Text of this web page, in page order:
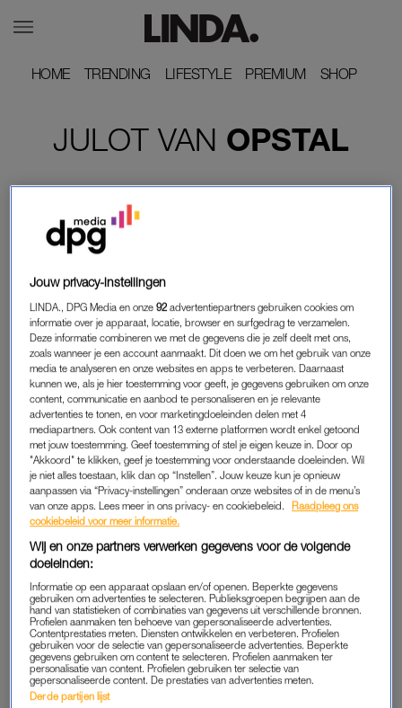
HOME
HOME TRENDING
TRENDING LIFESTYLE
LIFESTYLE PREMIUM
PREMIUM SHOP
SHOP
JULOT VAN OPSTAL
WIL JE WETEN
DE LINDA.STADSGIDS VOOR BREDA: DIT ZIJN
ONZE FAVORIETE ADRESSEN
ACHTER HET NIEUWS
Deze vrouwen werden uit het
niets op straat natgespoten:
'Ze filmden het, ik bevroor'
TIKKELTJE TURBULENT
Greet (52) belandt in het
verkeerde vliegtuig: 'Kwam
veiligheidsuitleg'
GENIET, MAAR VERBRAND NIET
Is dure zonnebrandcrème
beter dan goedkope? Dit
zegt een expert
INTERVIEW
Ze denken dat ze liefde
hebben gevonden, maar
worden vervolgens
opgelicht: 'Slachtoffers
worden als dom
bestempeld'
INTERVIEW
Deze vrouwen slapen in een
ACHTER HET NIEUWS
Jouw privacy-instellingen
LINDA., DPG Media en onze92 advertentiepartners gebruiken cookies om
informatie over je apparaat, locatie, browser en surfgedrag te verzamelen.
Deze informatie combineren we met de gegevens die je zelf deelt met ons,
zoals wanneer je een account aanmaakt. Dit doen we om het gebruik van onze
media te analyseren en onze websites en apps te verbeteren. Daarnaast
kunnen we, als je hier toestemming voor geeft, je gegevens gebruiken om onze
content, communicatie en aanbod te personaliseren en je relevante
advertenties te tonen, en voor marketingdoeleinden delen met 4
mediapartners. Ook content van 13 externe platformen wordt enkel getoond
met jouw toestemming. Geef toestemming of stel je eigen keuze in. Door op
"Akkoord" te klikken, geef je toestemming voor onderstaande doeleinden. Wil
je niet alles toestaan, klik dan op “Instellen”. Jouw keuze kun je opnieuw
aanpassen via “Privacy-instellingen” onderaan onze websites of in de menu’s
van onze apps. Lees meer in ons privacy- en cookiebeleid.
Raadpleeg ons
cookiebeleid voor meer informatie.
Wij en onze partners verwerken gegevens voor de volgende
doeleinden:
Informatie op een apparaat opslaan en/of openen. Beperkte gegevens
gebruiken om advertenties te selecteren. Publieksgroepen begrijpen aan de
hand van statistieken of combinaties van gegevens uit verschillende bronnen.
Profielen aanmaken ten behoeve van gepersonaliseerde advertenties.
Contentprestaties meten. Diensten ontwikkelen en verbeteren. Profielen
gebruiken voor de selectie van gepersonaliseerde advertenties. Beperkte
gegevens gebruiken om content te selecteren. Profielen aanmaken ter
personalisatie van content. Profielen gebruiken ter selectie van
gepersonaliseerde content. De prestaties van advertenties meten.
Derde partijen lijst